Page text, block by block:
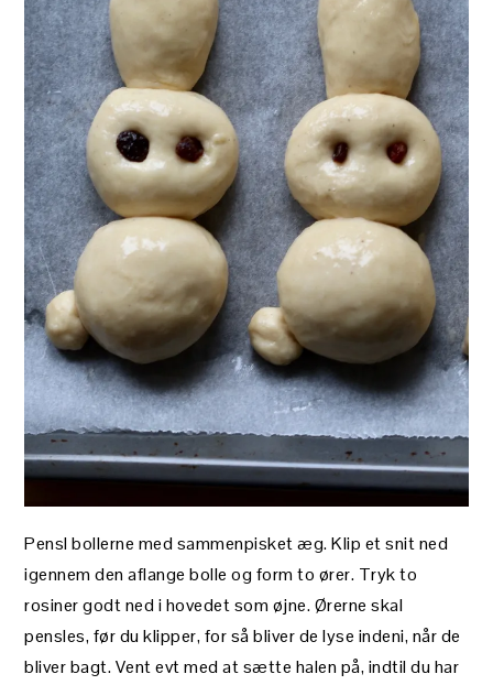
Pensl bollerne med sammenpisket æg. Klip et snit ned
igennem den aflange bolle og form to ører. Tryk to
rosiner godt ned i hovedet som øjne. Ørerne skal
pensles, før du klipper, for så bliver de lyse indeni, når de
bliver bagt. Vent evt med at sætte halen på, indtil du har